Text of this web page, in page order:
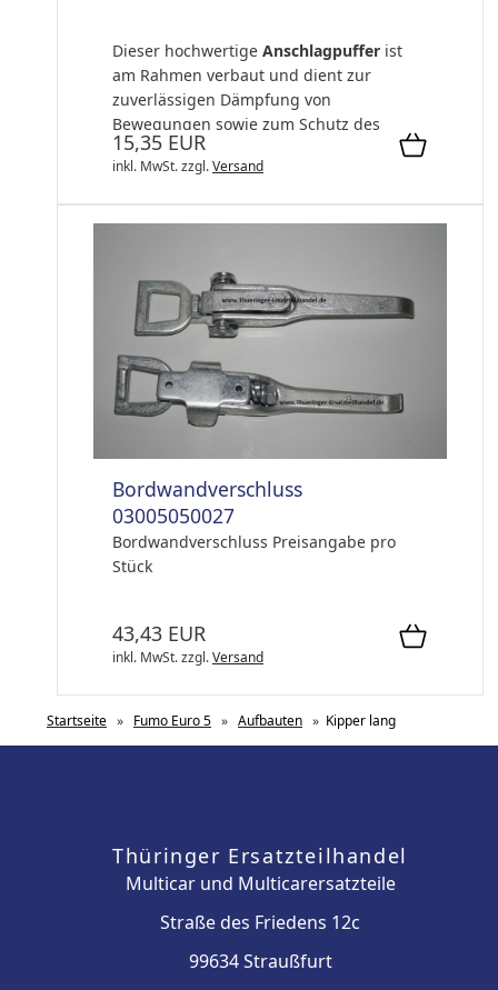
Dieser hochwertige Anschlagpuffer ist
am Rahmen verbaut und dient zur
zuverlässigen Dämpfung von
Bewegungen sowie zum Schutz des
Fahrgestells und ang...
15,35 EUR
inkl. MwSt.zzgl.Versand
Bordwandverschluss
03005050027
Bordwandverschluss Preisangabe pro
Stück
43,43 EUR
inkl. MwSt.zzgl.Versand
Startseite » Fumo Euro 5 » Aufbauten » Kipper lang
Thüringer Ersatzteilhandel
Multicar und Multicarersatzteile
Straße des Friedens 12c
99634 Straußfurt